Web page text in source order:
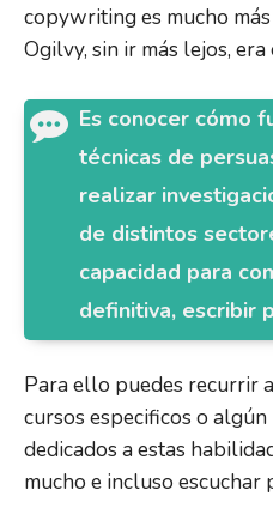
copywriting es mucho
Ogilvy, sin ir más lejos, era
Es conocer cómo
técnicas de
realizar
de distintos
capacidad para
definitiva, escribir
Para ello puedes recurrir
cursos especificos o
dedicados a estas
mucho e incluso